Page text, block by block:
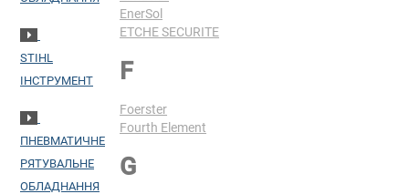
STIHL
ІНСТРУМЕНТ
ПНЕВМАТИЧНЕ
РЯТУВАЛЬНЕ
ОБЛАДНАННЯ
EnerSol
ETCHE SECURITE
F
Foerster
Fourth Element
G